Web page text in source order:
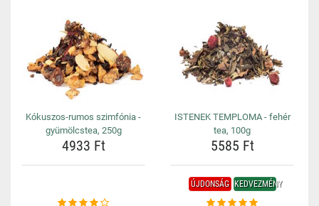
Kókuszos-rumos szimfónia -
gyümölcstea, 250g
4933 Ft
ISTENEK TEMPLOMA - fehér
tea, 100g
5585 Ft
ÚJDONSÁG KEDVEZMÉNY